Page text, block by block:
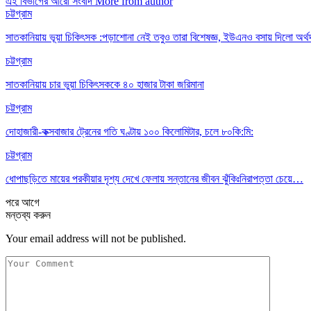
চট্টগ্রাম
সাতকানিয়ায় ভূয়া চিকিৎসক :পড়াশোনা নেই তবুও তারা বিশেষজ্ঞ, ইউএনও বসায় দিলো
চট্টগ্রাম
সাতকানিয়ায় চার ভুয়া চিকিৎসককে ৪০ হাজার টাকা জরিমানা
চট্টগ্রাম
দোহাজারী-কক্সবাজার ট্রেনের গতি ঘণ্টায় ১০০ কিলোমিটার, চলে ৮০কি:মি:
চট্টগ্রাম
ধোপাছড়িতে মায়ের পরকীয়ার দৃশ্য দেখে ফেলায় সন্তানের জীবন ঝুঁকিঃনিরাপত্তা চেয়ে…
পরেআগে
মন্তব্য করুন
Your email address will not be published.